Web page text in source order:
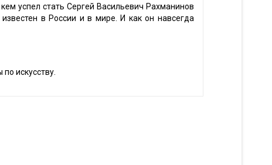
успел стать Сергей Васильевич Рахманинов
в России и в мире. И как он навсегда
искусству.